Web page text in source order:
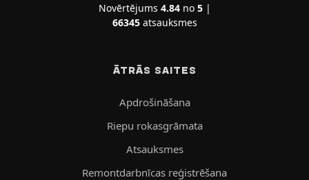
Novērtējums 4.84no 5|
66345atsauksmes
ĀTRĀS SAITES
Apdrošināšana
Riepu rokasgrāmata
Atsauksmes
Remontdarbnīcas reģistrēšana